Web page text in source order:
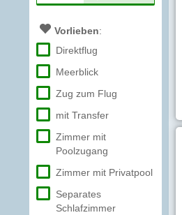
Vorlieben:
Direktflug
Meerblick
Zug zum Flug
mit Transfer
Zimmer mit
Poolzugang
Zimmer mit Privatpool
Separates
Schlafzimmer